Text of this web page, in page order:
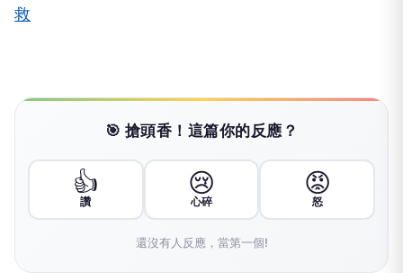
救
🎯 搶頭香！這篇你的反應？
👍
讚
😢
心碎
😡
怒
還沒有人反應，當第一個!